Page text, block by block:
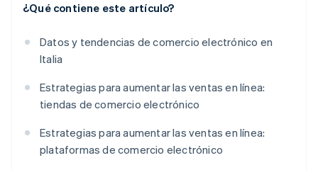
¿Qué contiene este artículo?
Datos y tendencias de comercio electrónico en
Italia
Estrategias para aumentar las ventas en línea:
tiendas de comercio electrónico
Estrategias para aumentar las ventas en línea:
plataformas de comercio electrónico